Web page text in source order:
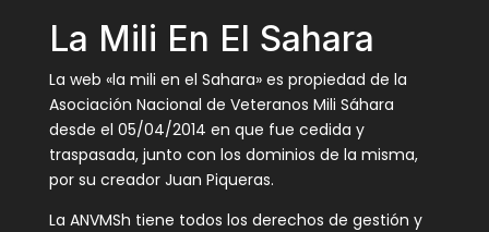
La Mili En El Sahara
La web «la mili en el Sahara» es propiedad de la
Asociación Nacional de Veteranos Mili Sáhara
desde el 05/04/2014 en que fue cedida y
traspasada, junto con los dominios de la misma,
por su creador Juan Piqueras.
La ANVMSh tiene todos los derechos de gestión y